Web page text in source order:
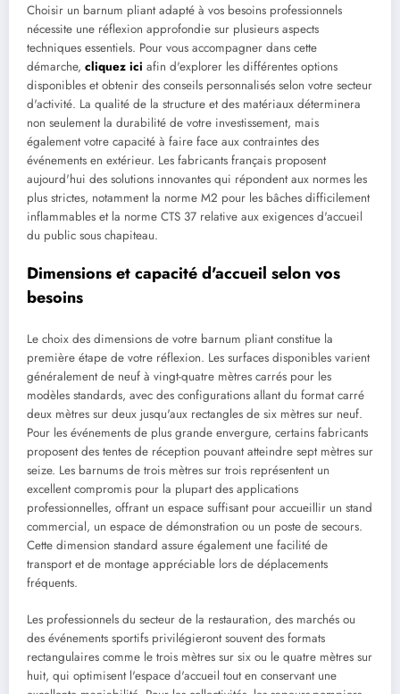
Choisir un barnum pliant adapté à vos besoins professionnels
nécessite une réflexion approfondie sur plusieurs aspects
techniques essentiels. Pour vous accompagner dans cette
démarche, cliquez ici afin d'explorer les différentes options
disponibles et obtenir des conseils personnalisés selon votre secteur
d'activité. La qualité de la structure et des matériaux déterminera
non seulement la durabilité de votre investissement, mais
également votre capacité à faire face aux contraintes des
événements en extérieur. Les fabricants français proposent
aujourd'hui des solutions innovantes qui répondent aux normes les
plus strictes, notamment la norme M2 pour les bâches difficilement
inflammables et la norme CTS 37 relative aux exigences d'accueil
du public sous chapiteau.
Dimensions et capacité d'accueil selon vos
besoins
Le choix des dimensions de votre barnum pliant constitue la
première étape de votre réflexion. Les surfaces disponibles varient
généralement de neuf à vingt-quatre mètres carrés pour les
modèles standards, avec des configurations allant du format carré
deux mètres sur deux jusqu'aux rectangles de six mètres sur neuf.
Pour les événements de plus grande envergure, certains fabricants
proposent des tentes de réception pouvant atteindre sept mètres sur
seize. Les barnums de trois mètres sur trois représentent un
excellent compromis pour la plupart des applications
professionnelles, offrant un espace suffisant pour accueillir un stand
commercial, un espace de démonstration ou un poste de secours.
Cette dimension standard assure également une facilité de
transport et de montage appréciable lors de déplacements
fréquents.
Les professionnels du secteur de la restauration, des marchés ou
des événements sportifs privilégieront souvent des formats
rectangulaires comme le trois mètres sur six ou le quatre mètres sur
huit, qui optimisent l'espace d'accueil tout en conservant une